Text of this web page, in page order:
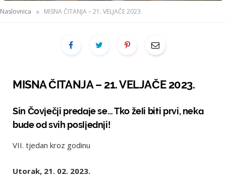
Naslovnica » MISNA ČITANJA – 21. VELJAČE 2023.
MISNA ČITANJA – 21. VELJAČE 2023.
Sin Čovječji predaje se… Tko želi biti prvi, neka
bude od svih posljednji!
VII. tjedan kroz godinu
Utorak, 21. 02. 2023.